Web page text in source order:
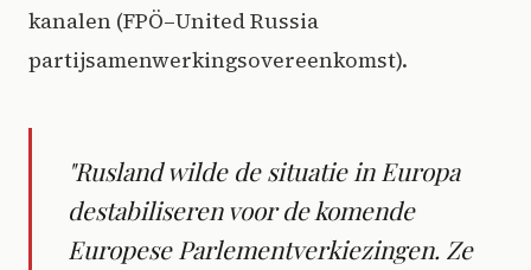
kanalen (FPÖ–United Russia
partijsamenwerkingsovereenkomst).
"Rusland wilde de situatie in Europa
destabiliseren voor de komende
Europese Parlementverkiezingen. Ze